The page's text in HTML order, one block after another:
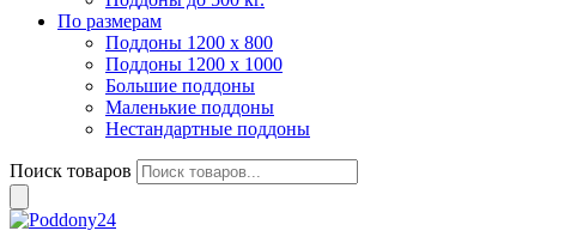
По размерам
Поддоны 1200 х 800
Поддоны 1200 х 1000
Большие поддоны
Маленькие поддоны
Нестандартные поддоны
Поиск товаров